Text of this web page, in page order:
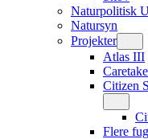
Naturpolitisk
Natursyn
Projekter
Atlas III
Citizen
Flere